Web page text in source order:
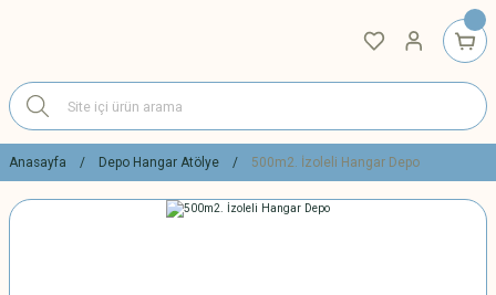
Anasayfa Depo Hangar Atölye 500m2. İzoleli Hangar Depo